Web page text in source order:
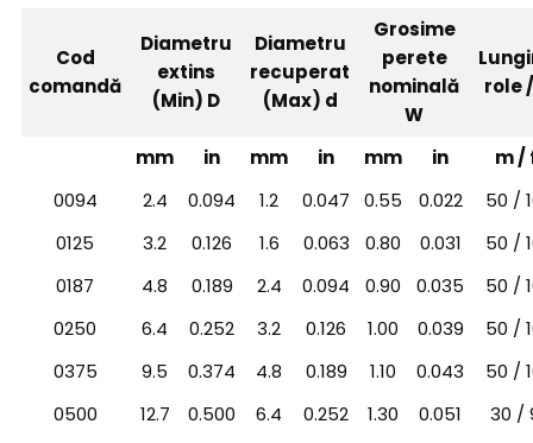
Cod
comandă
Diametru
extins
(Min) D
Diametru
recuperat
(Max) d
Grosime
perete
nominală
W
role
mm in mm in mm in
m /
0094
2.4 0.094 1.2 0.047 0.55 0.022
50 /
0125
3.2 0.126 1.6 0.063 0.80 0.031
50 /
0187
4.8 0.189 2.4 0.094 0.90 0.035
50 /
0250
6.4 0.252 3.2 0.126 1.00 0.039
50 /
0375
9.5 0.374 4.8 0.189 1.10 0.043
50 /
0500
12.7 0.500 6.4 0.252 1.30 0.051
30 /